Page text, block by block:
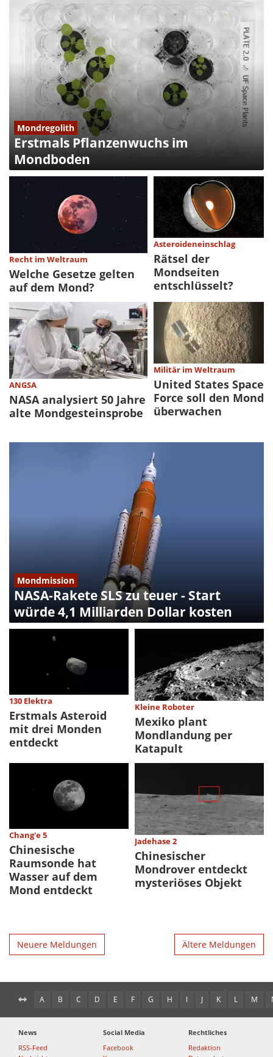
Mondregolith
Erstmals Pflanzenwuchs im
Mondboden
Recht im Weltraum
Welche Gesetze gelten
auf dem Mond?
Asteroideneinschlag
Rätsel der
Mondseiten
entschlüsselt?
ANGSA
NASA analysiert 50 Jahre
alte Mondgesteinsprobe
Militär im Weltraum
United States Space
Force soll den Mond
überwachen
Mondmission
NASA-Rakete SLS zu teuer - Start
würde 4,1 Milliarden Dollar kosten
130 Elektra
Erstmals Asteroid
mit drei Monden
entdeckt
Kleine Roboter
Mexiko plant
Mondlandung per
Katapult
Chang'e 5
Chinesische
Raumsonde hat
Wasser auf dem
Mond entdeckt
Jadehase 2
Chinesischer
Mondrover entdeckt
mysteriöses Objekt
Neuere Meldungen Ältere Meldungen
A B C D E F G H I J K L M
News
RSS-Feed
Social Media
Facebook
Rechtliches
Redaktion